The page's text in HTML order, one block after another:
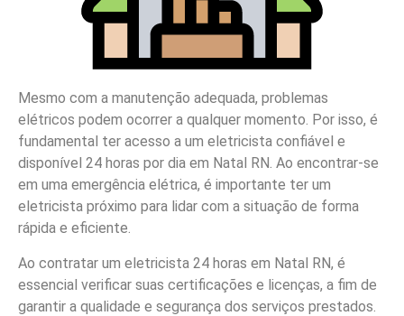
Mesmo com a manutenção adequada, problemas
elétricos podem ocorrer a qualquer momento. Por isso, é
fundamental ter acesso a um eletricista confiável e
disponível 24 horas por dia em Natal RN. Ao encontrar-se
em uma emergência elétrica, é importante ter um
eletricista próximo para lidar com a situação de forma
rápida e eficiente.
Ao contratar um eletricista 24 horas em Natal RN, é
essencial verificar suas certificações e licenças, a fim de
garantir a qualidade e segurança dos serviços prestados.